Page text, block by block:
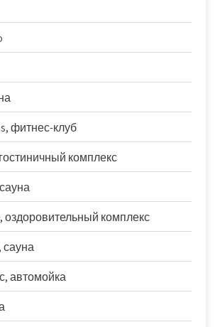
фитнес-клуб
комплекс
оздоровительный комплекс
сауна
автомойка